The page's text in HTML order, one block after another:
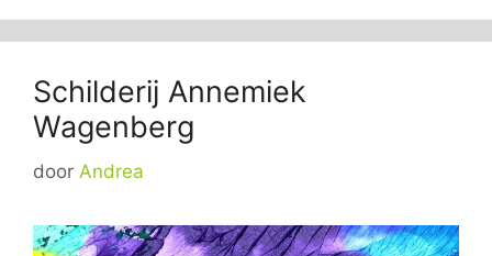
Schilderij Annemiek
Wagenberg
door Andrea